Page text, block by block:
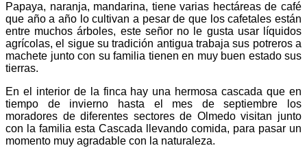
Papaya, naranja, mandarina, tiene varias hectáreas de café
que año a año lo cultivan a pesar de que los cafetales están
entre muchos árboles, este señor no le gusta usar líquidos
agrícolas, el sigue su tradición antigua trabaja sus potreros a
machete junto con su familia tienen en muy buen estado sus
tierras.
En el interior de la finca hay una hermosa cascada que en
tiempo de invierno hasta el mes de septiembre los
moradores de diferentes sectores de Olmedo visitan junto
con la familia esta Cascada llevando comida, para pasar un
momento muy agradable con la naturaleza.